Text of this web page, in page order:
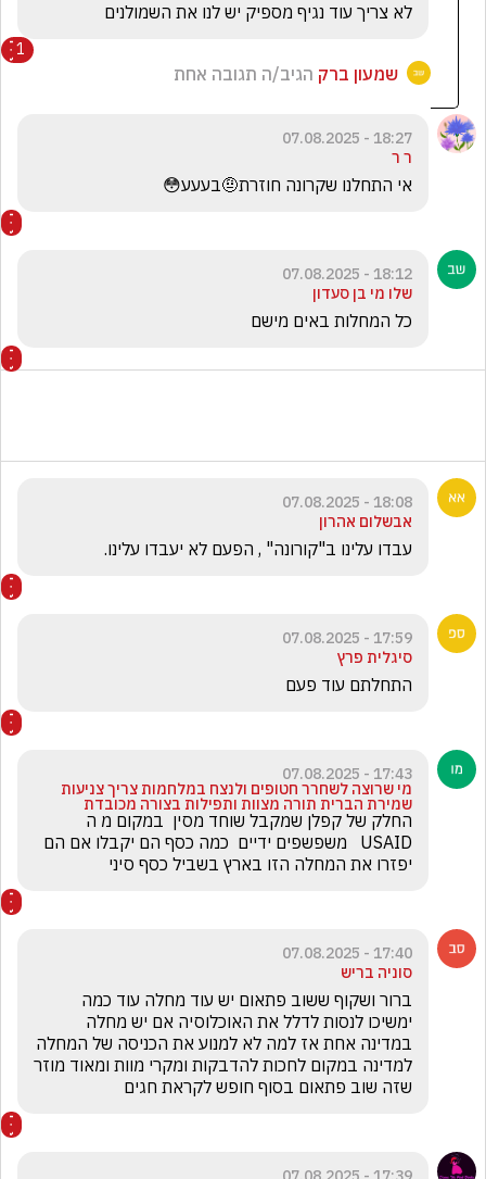
לא צריך עוד נגיף מספיק יש לנו את השמולנים
1
שמעון ברק הגיב/ה תגובה אחת
18:27 - 07.08.2025
ר ר
אי התחלנו שקרונה חוזרת🤨בעעע😳
18:12 - 07.08.2025
שלו מי בן סעדון
כל המחלות באים מישם
18:08 - 07.08.2025
אבשלום אהרון
עבדו עלינו ב"קורונה" , הפעם לא יעבדו עלינו.
17:59 - 07.08.2025
סיגלית פרץ
התחלתם עוד פעם
17:43 - 07.08.2025
מי שרוצה לשחרר חטופים ולנצח במלחמות צריך צניעות
שמירת הברית תורה מצוות ותפילות בצורה מכובדת
יפזרו את המחלה הזו בארץ בשביל כסף סיני
17:40 - 07.08.2025
סוניה בריש
שזה שוב פתאום בסוף חופש לקראת חגים